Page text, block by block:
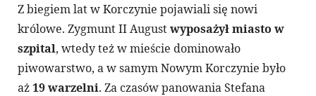
Z biegiem lat w Korczynie pojawiali się nowi
królowe. Zygmunt II Augustwyposażył miasto w
szpital, wtedy też w mieście dominowało
piwowarstwo, a w samym Nowym Korczynie było
aż19 warzelni. Za czasów panowania Stefana